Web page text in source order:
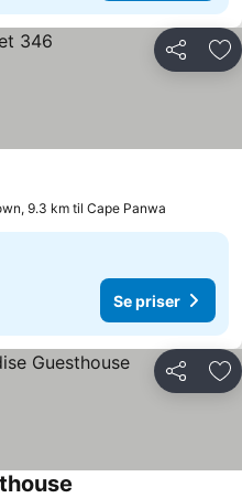
Del
9.3 km til Cape Panwa
Se priser
Del